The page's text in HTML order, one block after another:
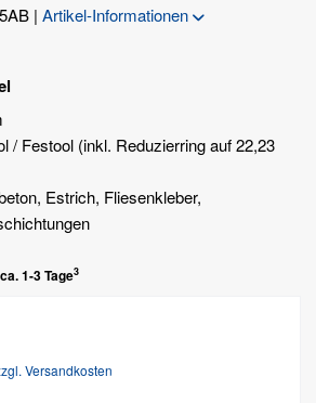
| Artikel-Informationen
/ Festool (inkl. Reduzierring auf 22,23
Estrich, Fliesenkleber,
1-3 Tage3
Versandkosten